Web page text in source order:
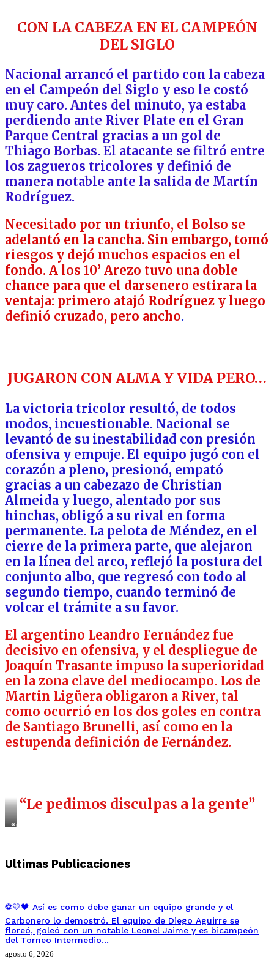
festejo
de
Nacional
CON LA CABEZA EN EL CAMPEÓN
DEL SIGLO
Nacional arrancó el partido con la cabeza
en el Campeón del Siglo y eso le costó
muy caro. Antes del minuto, ya estaba
perdiendo ante River Plate en el Gran
Parque Central gracias a un gol de
Thiago Borbas. El atacante se filtró entre
los zagueros tricolores y definió de
manera notable ante la salida de Martín
Rodríguez.
Necesitado por un triunfo, el Bolso se
adelantó en la cancha. Sin embargo, tomó
riesgos y dejó muchos espacios en el
fondo. A los 10’ Arezo tuvo una doble
chance para que el darsenero estirara la
ventaja: primero atajó Rodríguez y luego
definió cruzado, pero ancho.
JUGARON CON ALMA Y VIDA PERO…
La victoria tricolor resultó, de todos
modos, incuestionable. Nacional se
levantó de su inestabilidad con presión
ofensiva y empuje. El equipo jugó con el
corazón a pleno, presionó, empató
gracias a un cabezazo de Christian
Almeida y luego, alentado por sus
hinchas, obligó a su rival en forma
permanente. La pelota de Méndez, en el
cierre de la primera parte, que alejaron
en la línea del arco, reflejó la postura del
conjunto albo, que regresó con todo al
segundo tiempo, cuando terminó de
volcar el trámite a su favor.
El argentino Leandro Fernández fue
decisivo en ofensiva, y el despliegue de
Joaquín Trasante impuso la superioridad
en la zona clave del mediocampo. Los de
Martin Ligüera obligaron a River, tal
como ocurrió en los dos goles en contra
de Santiago Brunelli, así como en la
estupenda definición de Fernández.
“Le pedimos disculpas a la gente”
“No nos alcanzó.
adverso
Ultimas Publicaciones
⚽💛🖤 Así es como debe ganar un equipo grande y el
Carbonero lo demostró. El equipo de Diego Aguirre se
floreó, goleó con un notable Leonel Jaime y es bicampeón
del Torneo Intermedio…
agosto 6, 2026